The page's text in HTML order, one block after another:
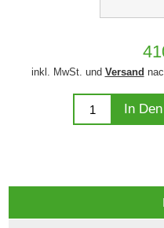
inkl. MwSt. und Versand
In